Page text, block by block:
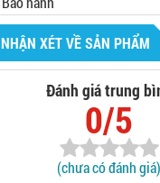
NHẬN XÉT VỀ SẢN PHẨM
Đánh giá trung
0/5
(chưa có đánh giá)